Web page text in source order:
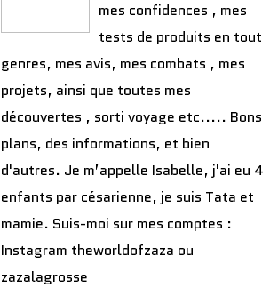
mes confidences , mes
tests de produits en tout
genres, mes avis, mes combats , mes
projets, ainsi que toutes mes
découvertes , sorti voyage etc..... Bons
plans, des informations, et bien
d'autres. Je m’appelle Isabelle, j'ai eu 4
enfants par césarienne, je suis Tata et
mamie. Suis-moi sur mes comptes :
Instagram theworldofzaza ou
zazalagrosse